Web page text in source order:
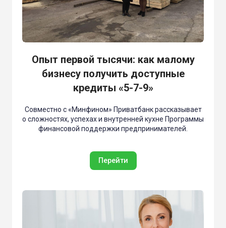
Опыт первой тысячи: как малому
бизнесу получить доступные
кредиты «5-7-9»
Совместно с «Минфином» Приватбанк рассказывает
о сложностях, успехах и внутренней кухне Программы
финансовой поддержки предпринимателей.
Перейти